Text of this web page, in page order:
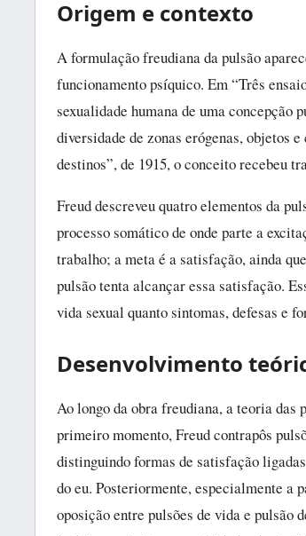
Origem e contexto
A formulação freudiana da pulsão
funcionamento psíquico. Em “Três
sexualidade humana de uma
diversidade de zonas erógenas, objetos
destinos”, de 1915, o conceito recebeu
Freud descreveu quatro elementos da
processo somático de onde parte a
trabalho; a meta é a satisfação, ainda
pulsão tenta alcançar essa satisfação.
vida sexual quanto sintomas, defesas e
Desenvolvimento
Ao longo da obra freudiana, a teoria das
primeiro momento, Freud contrapôs
distinguindo formas de satisfação
do eu. Posteriormente, especialmente a
oposição entre pulsões de vida e pulsão